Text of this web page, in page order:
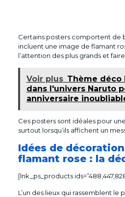
Certains posters comportent de
incluent une image de flamant
l’attention des plus grands et
Voir plus Thème déco
dans l'univers Naruto
anniversaire
Ces posters sont idéales pour
surtout lorsqu’ils affichent un
Idées de
flamant rose : la
[lnk_ps_products
L’un des lieux qui rassemblent le